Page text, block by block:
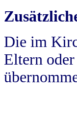
Die im
Eltern